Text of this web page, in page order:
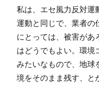
私は、エセ風力反対運
運動と同じで、業者の
にとっては、被害があ
はどうでもよい。環境
みたいなもので、地球
境をそのまま残す、と